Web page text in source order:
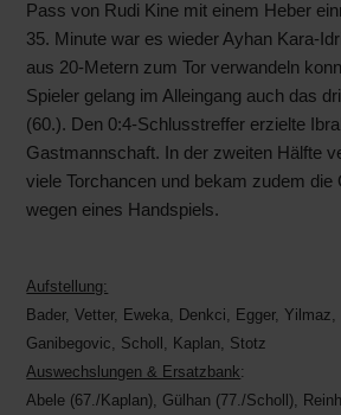
Pass von Rudi Kine mit einem Heber
35. Minute war es wieder Ayhan Kara-
aus 20-Metern zum Tor verwandeln
Spieler gelang im Alleingang auch das
(60.). Den 0:4-Schlusstreffer erzielte
Gastmannschaft. In der zweiten Hälfte
viele Torchancen und bekam zudem die
wegen eines Handspiels.
Aufstellung:
Bader, Vetter, Eweka, Denkci, Egger, Yilmaz,
Ganibegovic, Scholl, Kaplan, Stotz
Auswechslungen & Ersatzbank:
Abele (67./Kaplan), Gülhan (77./Scholl),